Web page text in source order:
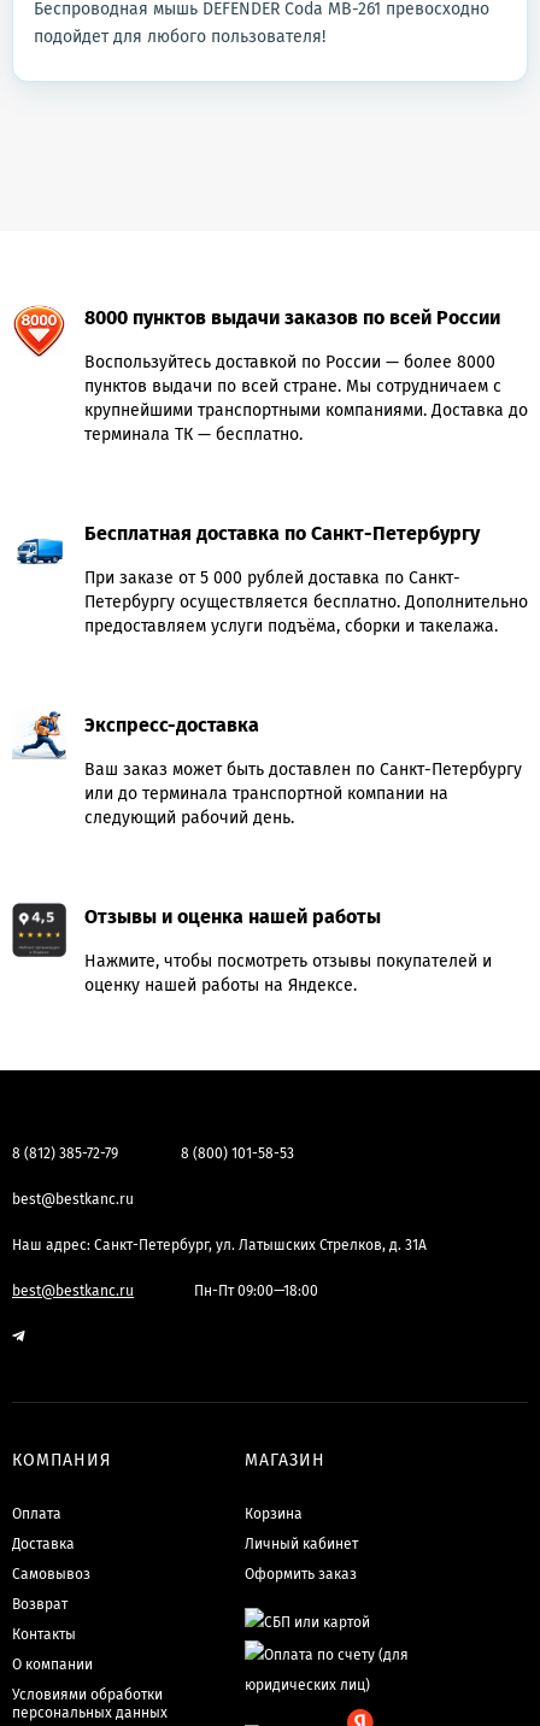
Беспроводная мышь DEFENDER Coda MB-261 превосходно
подойдет для любого пользователя!
8000 пунктов выдачи заказов по всей России
Воспользуйтесь доставкой по России — более 8000
пунктов выдачи по всей стране. Мы сотрудничаем с
крупнейшими транспортными компаниями. Доставка до
терминала ТК — бесплатно.
Бесплатная доставка по Санкт-Петербургу
При заказе от 5 000 рублей доставка по Санкт-
Петербургу осуществляется бесплатно. Дополнительно
предоставляем услуги подъёма, сборки и такелажа.
Экспресс-доставка
Ваш заказ может быть доставлен по Санкт-Петербургу
или до терминала транспортной компании на
следующий рабочий день.
Отзывы и оценка нашей работы
Нажмите, чтобы посмотреть отзывы покупателей и
оценку нашей работы на Яндексе.
8 (812) 385-72-79 8 (800) 101-58-53
best@bestkanc.ru
Наш адрес: Санкт-Петербург, ул. Латышских Стрелков, д. 31А
best@bestkanc.ru Пн-Пт 09:00—18:00
КОМПАНИЯ
Оплата
Доставка
Самовывоз
Возврат
Контакты
О компании
Условиями обработки
персональных данных
МАГАЗИН
Корзина
Личный кабинет
Оформить заказ